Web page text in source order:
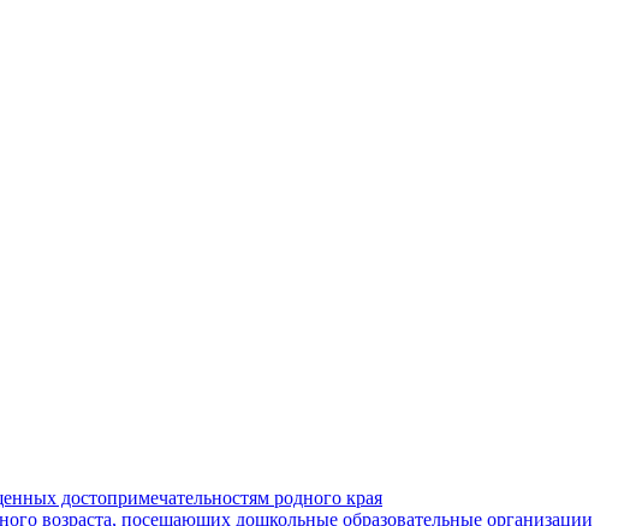
достопримечательностям родного края
возраста, посещающих дошкольные образовательные организации